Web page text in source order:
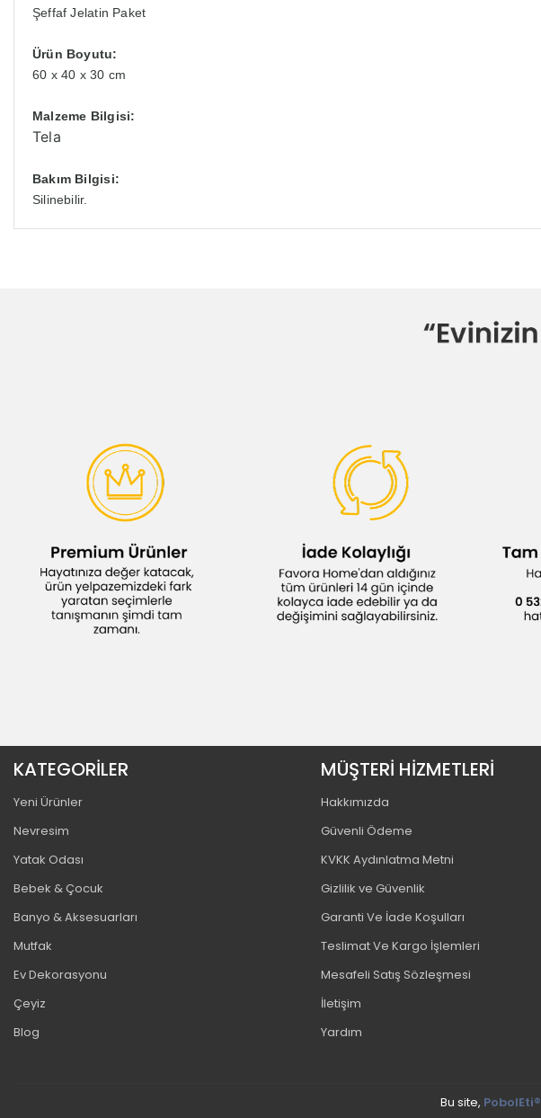
Şeffaf Jelatin Paket
Ürün Boyutu:
60 x 40 x 30 cm
Malzeme Bilgisi:
Tela
Bakım Bilgisi:
Silinebilir.
KATEGORİLER
Yeni Ürünler
Nevresim
Yatak Odası
Bebek & Çocuk
Banyo & Aksesuarları
Mutfak
Ev Dekorasyonu
Çeyiz
Blog
MÜŞTERİ HİZMETLERİ
Hakkımızda
Güvenli Ödeme
KVKK Aydınlatma Metni
Gizlilik ve Güvenlik
Garanti Ve İade Koşulları
Teslimat Ve Kargo İşlemleri
Mesafeli Satış Sözleşmesi
İletişim
Yardım
Bu site, PobolEti®